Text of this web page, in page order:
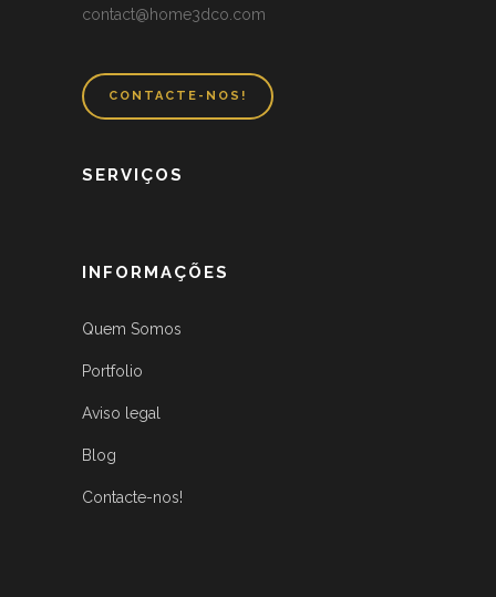
contact@home3dco.com
CONTACTE-NOS!
SERVIÇOS
INFORMAÇÕES
Quem Somos
Portfolio
Aviso legal
Blog
Contacte-nos!